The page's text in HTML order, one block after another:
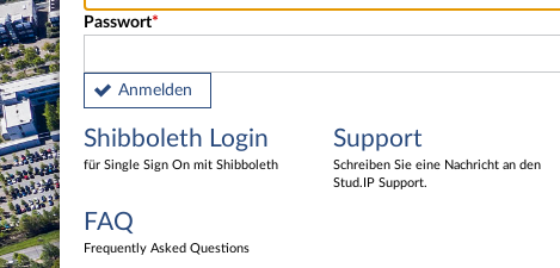
Passwort
Anmelden
Shibboleth Login
für Single Sign On mit Shibboleth
Support
Schreiben Sie eine Nachricht an den
Stud.IP Support.
FAQ
Frequently Asked Questions